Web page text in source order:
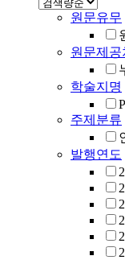
원문유무
원문제공
학술지명
주제분류
발행연도